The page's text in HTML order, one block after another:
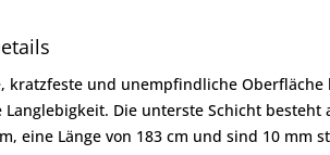
kratzfeste und unempfindliche
Langlebigkeit. Die unterste Schicht
eine Länge von 183 cm und sind 10